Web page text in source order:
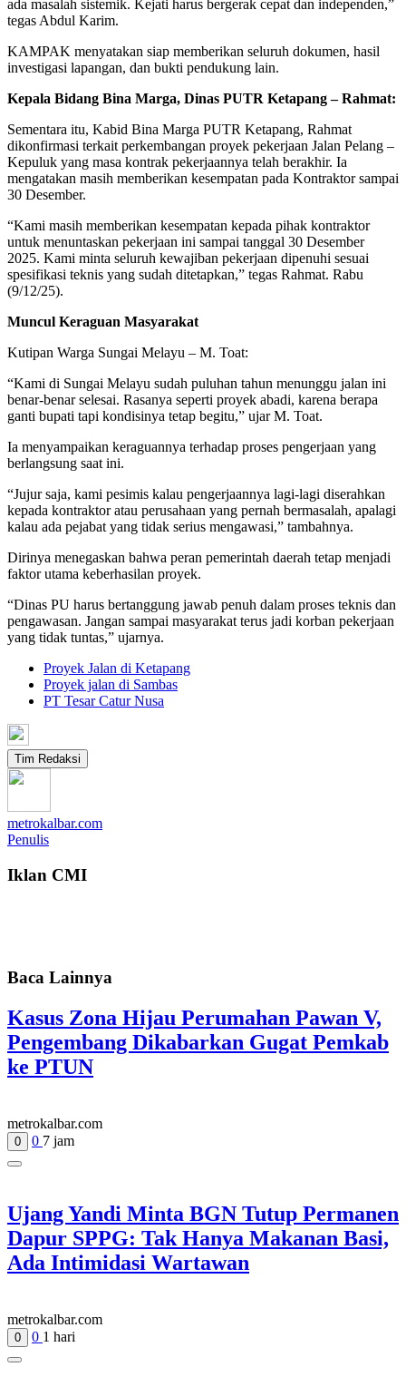
ada masalah sistemik. Kejati harus bergerak cepat dan independen,”
tegas Abdul Karim.
KAMPAK menyatakan siap memberikan seluruh dokumen, hasil
investigasi lapangan, dan bukti pendukung lain.
Kepala Bidang Bina Marga, Dinas PUTR Ketapang – Rahmat:
Sementara itu, Kabid Bina Marga PUTR Ketapang, Rahmat
dikonfirmasi terkait perkembangan proyek pekerjaan Jalan Pelang –
Kepuluk yang masa kontrak pekerjaannya telah berakhir. Ia
mengatakan masih memberikan kesempatan pada Kontraktor sampai
30 Desember.
“Kami masih memberikan kesempatan kepada pihak kontraktor
untuk menuntaskan pekerjaan ini sampai tanggal 30 Desember
2025. Kami minta seluruh kewajiban pekerjaan dipenuhi sesuai
spesifikasi teknis yang sudah ditetapkan,” tegas Rahmat. Rabu
(9/12/25).
Muncul Keraguan Masyarakat
Kutipan Warga Sungai Melayu – M. Toat:
“Kami di Sungai Melayu sudah puluhan tahun menunggu jalan ini
benar-benar selesai. Rasanya seperti proyek abadi, karena berapa
ganti bupati tapi kondisinya tetap begitu,” ujar M. Toat.
Ia menyampaikan keraguannya terhadap proses pengerjaan yang
berlangsung saat ini.
“Jujur saja, kami pesimis kalau pengerjaannya lagi-lagi diserahkan
kepada kontraktor atau perusahaan yang pernah bermasalah, apalagi
kalau ada pejabat yang tidak serius mengawasi,” tambahnya.
Dirinya menegaskan bahwa peran pemerintah daerah tetap menjadi
faktor utama keberhasilan proyek.
“Dinas PU harus bertanggung jawab penuh dalam proses teknis dan
pengawasan. Jangan sampai masyarakat terus jadi korban pekerjaan
yang tidak tuntas,” ujarnya.
Proyek Jalan di Ketapang
Proyek jalan di Sambas
PT Tesar Catur Nusa
Tim Redaksi
metrokalbar.com
Penulis
Iklan CMI
Baca Lainnya
Kasus Zona Hijau Perumahan Pawan V,
Pengembang Dikabarkan Gugat Pemkab
ke PTUN
metrokalbar.com
0 0 7 jam
Ujang Yandi Minta BGN Tutup Permanen
Dapur SPPG: Tak Hanya Makanan Basi,
Ada Intimidasi Wartawan
metrokalbar.com
0 0 1 hari